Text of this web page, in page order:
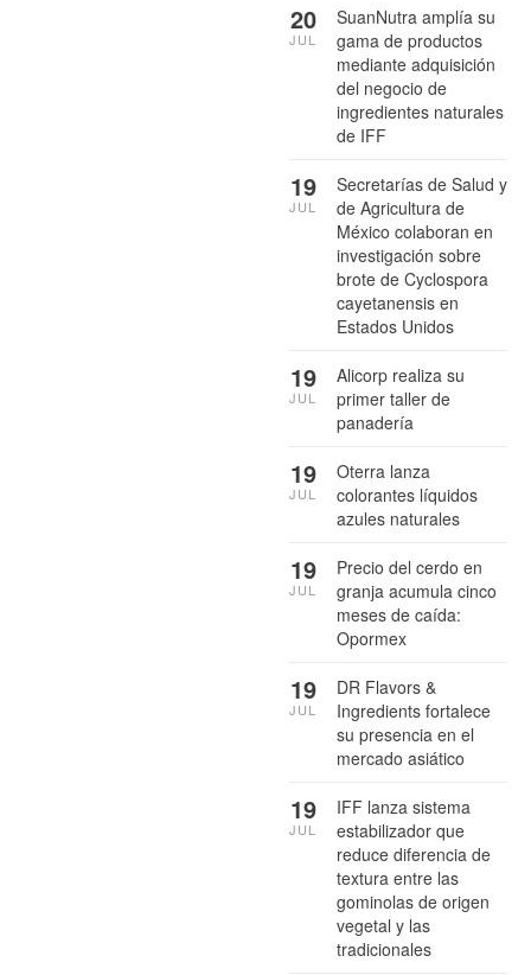
SuanNutra amplía su
gama de productos
mediante adquisición
del negocio de
ingredientes naturales
de IFF
20
JUL
Secretarías de Salud y
de Agricultura de
México colaboran en
investigación sobre
brote de Cyclospora
cayetanensis en
Estados Unidos
19
JUL
Alicorp realiza su
primer taller de
panadería
19
JUL
Oterra lanza
colorantes líquidos
azules naturales
19
JUL
Precio del cerdo en
granja acumula cinco
meses de caída:
Opormex
19
JUL
DR Flavors &
Ingredients fortalece
su presencia en el
mercado asiático
19
JUL
IFF lanza sistema
estabilizador que
reduce diferencia de
textura entre las
gominolas de origen
vegetal y las
tradicionales
19
JUL